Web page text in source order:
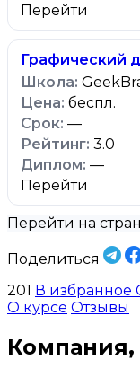
Перейти
Графический
беспл.
—
3.0
—
Перейти
Перейти на
Поделиться
201 В избранное
О курсе Отзывы